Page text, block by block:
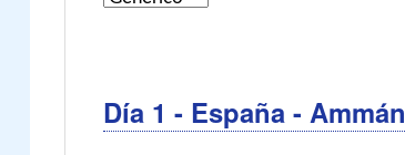
Día 1 - España - Ammán